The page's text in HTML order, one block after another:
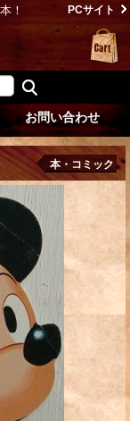
！ PCサイト
お問い合わせ
本・コミック